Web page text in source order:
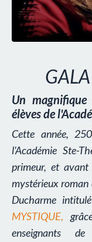
Un
élèves de
Cette année,
l'Académie Ste-
primeur, et
mystérieux
Ducharme intitulé
MYSTIQUE,
enseignants